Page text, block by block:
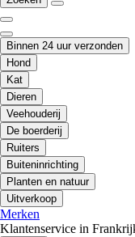
Binnen 24 uur verzonden
Hond
Kat
Dieren
Veehouderij
De boerderij
Ruiters
Buiteninrichting
Planten en natuur
Uitverkoop
Merken
Klantenservice in